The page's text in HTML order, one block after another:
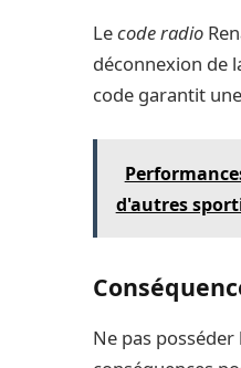
Lecode radio
déconnexion de
code garantit
d'autres
Ne pas